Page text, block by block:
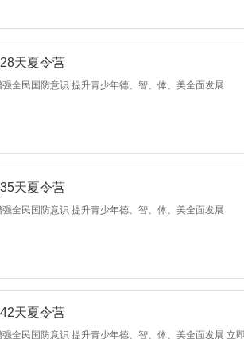
天夏令营
全民国防意识 提升青少年德、智、体、美全面发展
天夏令营
全民国防意识 提升青少年德、智、体、美全面发展
天夏令营